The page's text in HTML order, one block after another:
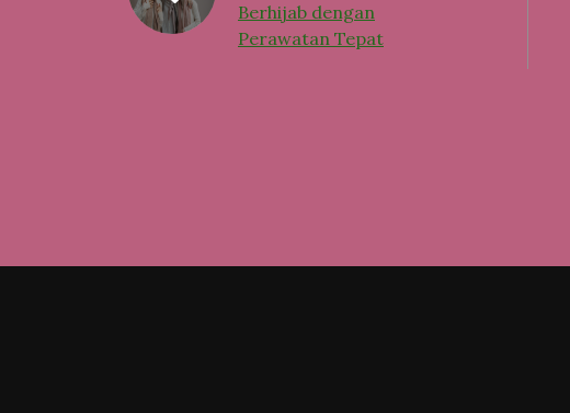
Berhijab dengan
Perawatan Tepat